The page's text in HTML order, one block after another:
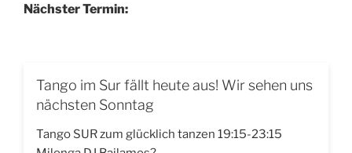
Nächster Termin:
Tango im Sur fällt heute aus! Wir sehen uns
nächsten Sonntag
Tango SUR zum glücklich tanzen 19:15-23:15